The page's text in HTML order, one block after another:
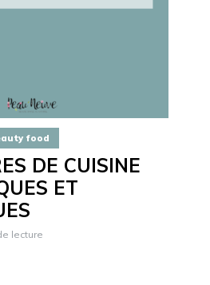
food
DE CUISINE
ET
lecture